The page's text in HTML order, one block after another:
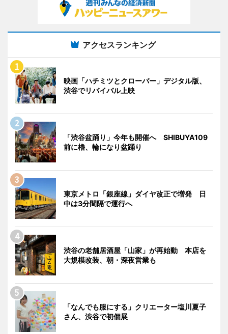
アクセスランキング
映画「ハチミツとクローバー」デジタル版、
渋谷でリバイバル上映
「渋谷盆踊り」今年も開催へ SHIBUYA109
前に櫓、輪になり盆踊り
東京メトロ「銀座線」ダイヤ改正で増発 日
中は3分間隔で運行へ
渋谷の老舗居酒屋「山家」が再始動 本店を
大規模改装、朝・深夜営業も
「なんでも服にする」クリエーター塩川夏子
さん、渋谷で初個展